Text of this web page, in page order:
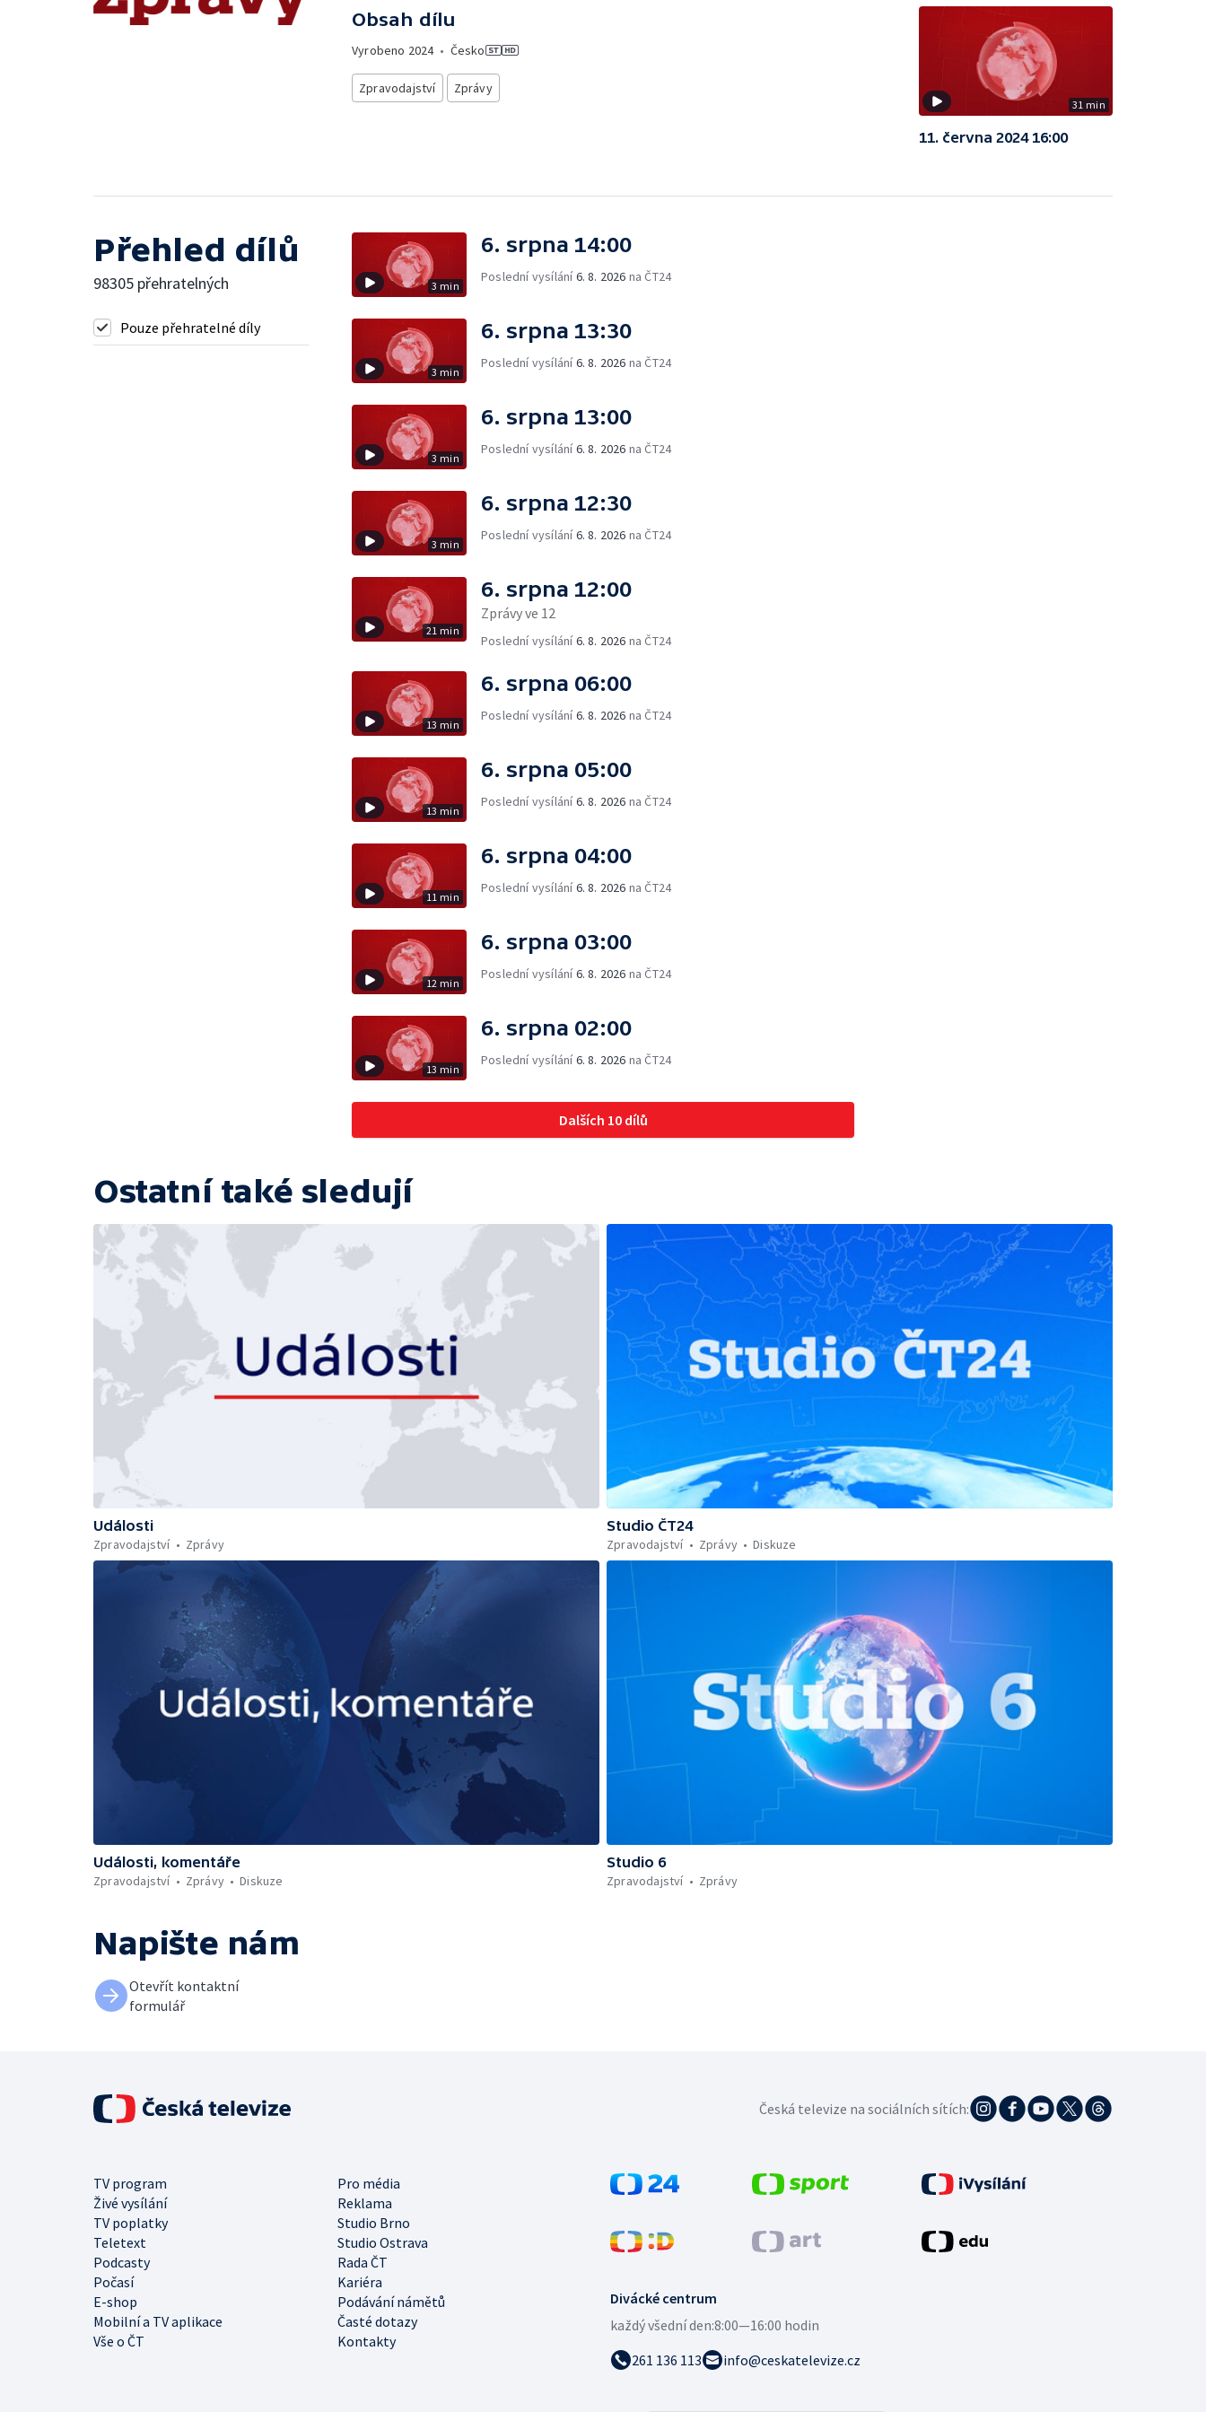
Obsah dílu
Vyrobeno 2024• Česko
Zpravodajství Zprávy
31 min
11. června 2024 16:00
Přehled dílů
98305 přehratelných
Pouze přehratelné díly
3 min
6. srpna 14:00
Poslední vysílání6. 8. 2026 na ČT24
3 min
6. srpna 13:30
Poslední vysílání6. 8. 2026 na ČT24
3 min
6. srpna 13:00
Poslední vysílání6. 8. 2026 na ČT24
3 min
6. srpna 12:30
Poslední vysílání6. 8. 2026 na ČT24
21 min
6. srpna 12:00
Zprávy ve 12
Poslední vysílání6. 8. 2026 na ČT24
13 min
6. srpna 06:00
Poslední vysílání6. 8. 2026 na ČT24
13 min
6. srpna 05:00
Poslední vysílání6. 8. 2026 na ČT24
11 min
6. srpna 04:00
Poslední vysílání6. 8. 2026 na ČT24
12 min
6. srpna 03:00
Poslední vysílání6. 8. 2026 na ČT24
13 min
6. srpna 02:00
Poslední vysílání6. 8. 2026 na ČT24
Dalších 10 dílů
Ostatní také sledují
Události
Zpravodajství
Zprávy
Studio ČT24
Zpravodajství
Zprávy Diskuze
Události, komentáře
Zpravodajství
Zprávy Diskuze
Studio 6
Zpravodajství
Zprávy
Napište nám
Otevřít kontaktní
formulář
Divácké centrum
každý všední den:8:00—16:00 hodin
261 136 113
info@ceskatelevize.cz
TV program
Pro média
Živé vysílání
Reklama
TV poplatky
Studio Brno
Teletext
Studio Ostrava
Podcasty
Rada ČT
Počasí
Kariéra
E-shop
Podávání námětů
Mobilní a TV aplikace
Časté dotazy
Vše o ČT
Kontakty
Česká televize na sociálních sítích: